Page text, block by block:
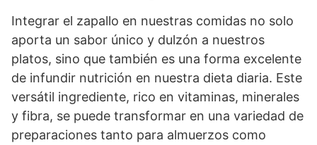
Integrar el zapallo en nuestras comidas no solo
aporta un sabor único y dulzón a nuestros
platos, sino que también es una forma excelente
de infundir nutrición en nuestra dieta diaria. Este
versátil ingrediente, rico en vitaminas, minerales
y fibra, se puede transformar en una variedad de
preparaciones tanto para almuerzos como